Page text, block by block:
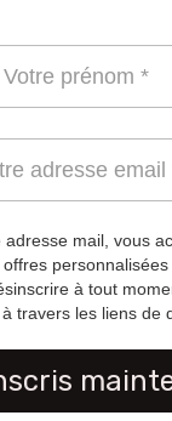
adresse mail, vous
à tout
travers les liens de